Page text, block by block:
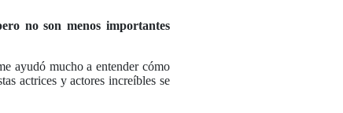
no son menos importantes
ayudó mucho a entender cómo
actrices y actores increíbles se